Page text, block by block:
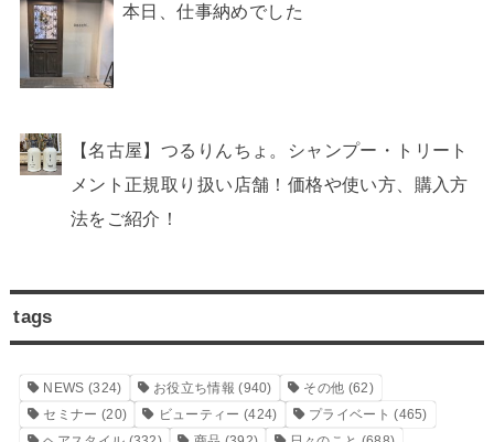
本日、仕事納めでした
【名古屋】つるりんちょ。シャンプー・トリート
メント正規取り扱い店舗！価格や使い方、購入方
法をご紹介！
tags
NEWS (324) お役立ち情報 (940) その他 (62)
セミナー (20) ビューティー (424) プライベート (465)